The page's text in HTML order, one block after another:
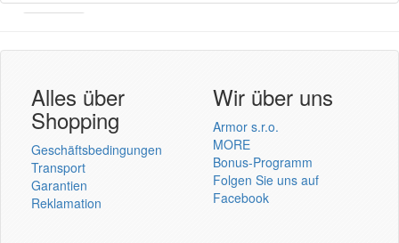
Benutzer Login
einmelden
Alles über
Shopping
Geschäftsbedingungen
Transport
Garantien
Reklamation
Wir über uns
Armor s.r.o.
MORE
Bonus-Programm
Folgen Sie uns auf
Facebook